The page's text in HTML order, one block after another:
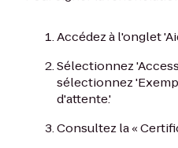
Accédez à l'onglet
Sélectionnez
sélectionnez
d'attente.'
Consultez la «